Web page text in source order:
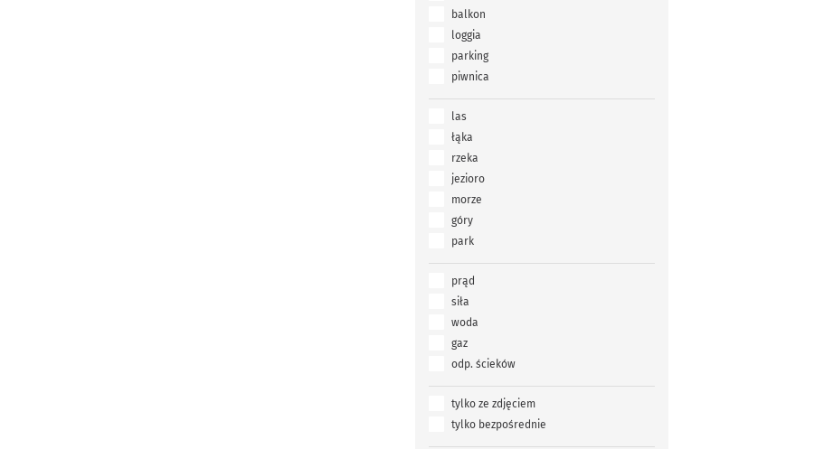
balkon
loggia
parking
piwnica
las
łąka
rzeka
jezioro
morze
góry
park
prąd
siła
woda
gaz
odp. ścieków
tylko ze zdjęciem
tylko bezpośrednie